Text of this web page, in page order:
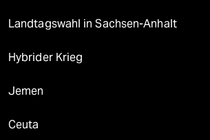
Landtagswahl in Sachsen-Anhalt
Hybrider Krieg
Jemen
Ceuta